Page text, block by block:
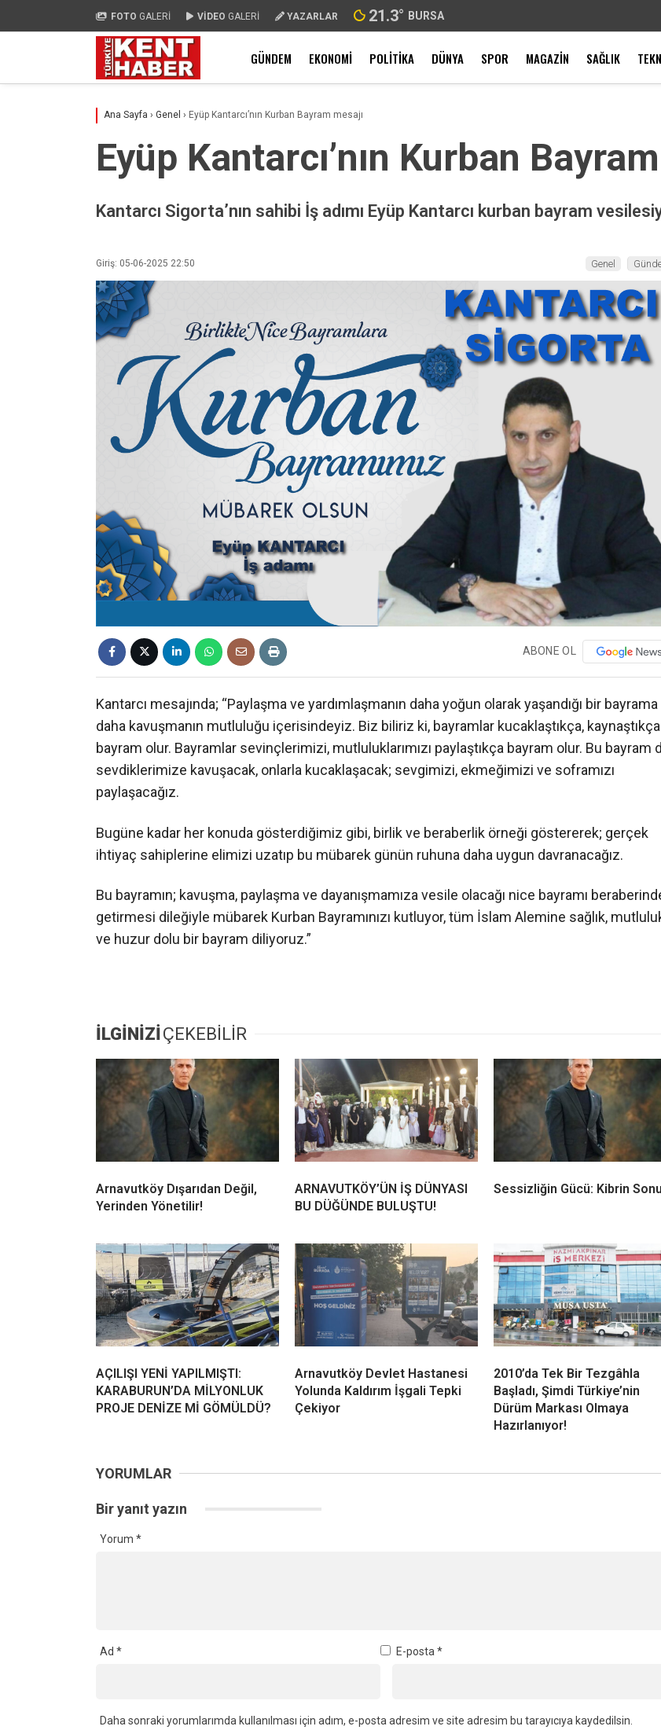
FOTO GALERİ VİDEO GALERİ YAZARLAR 21.3° BURSA
GÜNDEM EKONOMI POLITIKA DÜNYA SPOR MAGAZIN SAĞLIK
Ana Sayfa › Genel › Eyüp Kantarcı’nın Kurban Bayram mesajı
Eyüp Kantarcı’nın Kurban
Kantarcı Sigorta’nın sahibi İş adımı Eyüp Kantarcı kurban bayram
Giriş: 05-06-2025 22:50 Genel
ABONE OL
Kantarcı mesajında; “Paylaşma ve yardımlaşmanın daha yoğun olarak yaşandığı bir bayrama
daha kavuşmanın mutluluğu içerisindeyiz. Biz biliriz ki, bayramlar kucaklaştıkça, kaynaştıkça
bayram olur. Bayramlar sevinçlerimizi, mutluluklarımızı paylaştıkça bayram olur. Bu bayram
sevdiklerimize kavuşacak, onlarla kucaklaşacak; sevgimizi, ekmeğimizi ve soframızı
paylaşacağız.
Bugüne kadar her konuda gösterdiğimiz gibi, birlik ve beraberlik örneği göstererek; gerçek
ihtiyaç sahiplerine elimizi uzatıp bu mübarek günün ruhuna daha uygun davranacağız.
Bu bayramın; kavuşma, paylaşma ve dayanışmamıza vesile olacağı nice bayramı
getirmesi dileğiyle mübarek Kurban Bayramınızı kutluyor, tüm İslam Alemine sağlık,
ve huzur dolu bir bayram diliyoruz.”
İLGİNİZİÇEKEBİLİR
Arnavutköy Dışarıdan Değil,
Yerinden Yönetilir!
ARNAVUTKÖY’ÜN İŞ DÜNYASI
BU DÜĞÜNDE BULUŞTU!
Sessizliğin Gücü: Kibrin Sonu
AÇILIŞI YENİ YAPILMIŞTI:
KARABURUN’DA MİLYONLUK
PROJE DENİZE Mİ GÖMÜLDÜ?
Arnavutköy Devlet Hastanesi
Yolunda Kaldırım İşgali Tepki
Çekiyor
2010’da Tek Bir Tezgâhla
Başladı, Şimdi Türkiye’nin
Dürüm Markası Olmaya
Hazırlanıyor!
YORUMLAR
Bir yanıt yazın
Yorum *
Ad * E-posta *
Daha sonraki yorumlarımda kullanılması için adım, e-posta adresim ve site adresim bu tarayıcıya kaydedilsin.